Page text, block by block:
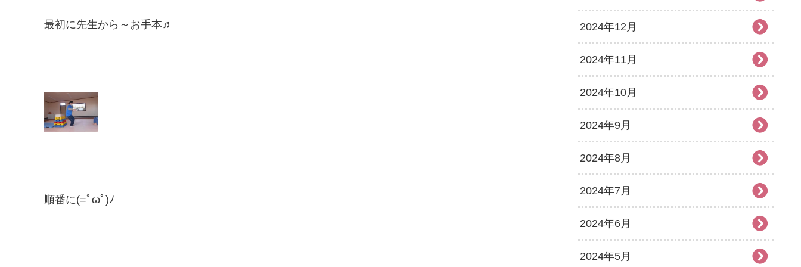
最初に先生から～お手本♬
順番に(=ﾟωﾟ)ﾉ
2024年12月
2024年11月
2024年10月
2024年9月
2024年8月
2024年7月
2024年6月
2024年5月